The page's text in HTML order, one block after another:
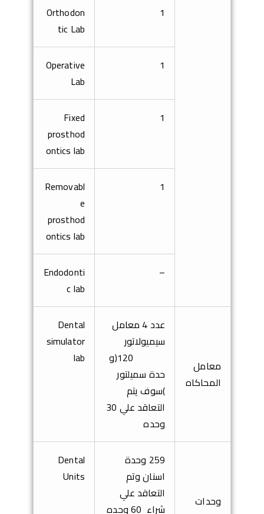
1
Orthodon
tic Lab
1
Operative
Lab
1
Fixed
prosthod
ontics lab
1
Removabl
e
prosthod
ontics lab
–
Endodonti
c lab
معامل
المحاكاه
عدد 4 معامل
سيميولاتور
120(و
حدة سميلتور
(سوف يتم
التعاقد علي 30
وحده
Dental
simulator
lab
وحدات
259 وحدة
اسنانوتم
التعاقد علي
شراء 60
وحده
Dental
Units